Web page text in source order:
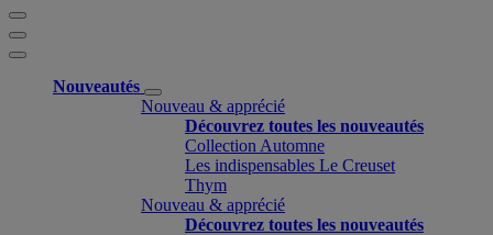
Nouveautés
Nouveau & apprécié
Découvrez toutes les nouveautés
Collection Automne
Les indispensables Le Creuset
Thym
Nouveau & apprécié
Découvrez toutes les nouveautés